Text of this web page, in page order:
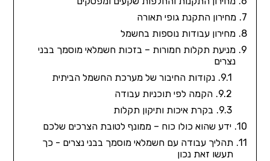
מחירון התקנת גופי תאורה
מחירון עבודות נוספות בחשמל
מניעת תקלות חמורות – בזכות חשמלאי מוסמך בבני
נצרים
נקודות החיבור של מערכת החשמל הביתית
הקמה לפי תוכניות עבודה
בקרת איכות ותיקון תקלות
ידע שהוא כולו כוח – ממונף לטובת הצרכים שלכם
תהליך עבודה עם חשמלאי מוסמך בבני נצרים - כך
תעשו זאת נכון